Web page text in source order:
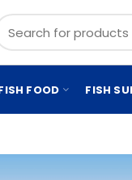
FOOD FISH